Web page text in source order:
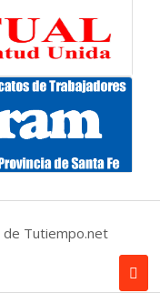
Tutiempo.net